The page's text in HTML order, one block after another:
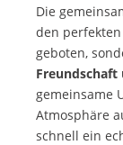
Die
den
geboten,
gemeinsame
Atmosphäre
schnell ein